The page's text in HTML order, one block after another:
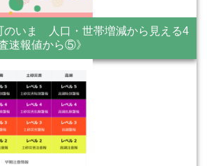
のいま 人口・世帯増減から見える4
速報値から⑤》